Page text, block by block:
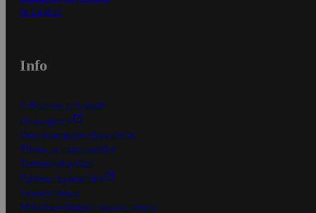
In English
Info
S-Business yrityksille
Oiva-raportit
Osuuskauppojen yhteystiedot
Tilaus- ja toimitusehdot
Tietosuojakäytäntö
Palvelun käyttöehdot
Saavutettavuus
Mobiilisovelluksen saavutettavuus